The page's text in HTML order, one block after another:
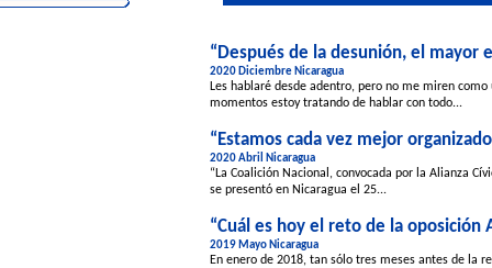
“Después de la desunión, el mayor
2020 Diciembre Nicaragua
Les hablaré desde adentro, pero no me miren
momentos estoy tratando de hablar con todo...
“Estamos cada vez mejor
2020 Abril Nicaragua
“La Coalición Nacional, convocada por la Alianza
se presentó en Nicaragua el 25...
“Cuál es hoy el reto de la oposición
2019 Mayo Nicaragua
En enero de 2018, tan sólo tres meses antes de la